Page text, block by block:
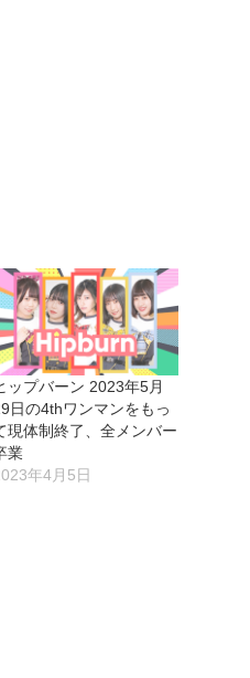
ップバーン 2023年5月
日の4thワンマンをもっ
現体制終了、全メンバー
業
年4月5日